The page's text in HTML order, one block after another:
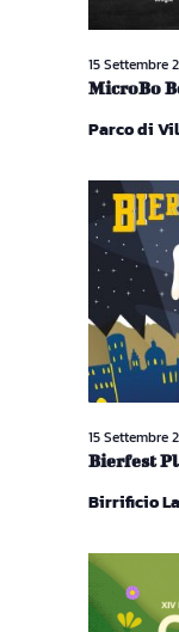
MicroBo
15 Settembre
Parco di
Bierfest
15 Settembre
Birrificio